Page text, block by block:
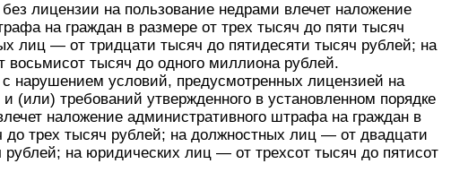
лицензии на пользование недрами влечет наложение
на граждан в размере от трех тысяч до пяти тысяч
лиц — от тридцати тысяч до пятидесяти тысяч рублей; на
тысяч до одного миллиона рублей.
нарушением условий, предусмотренных лицензией на
(или) требований утвержденного в установленном порядке
наложение административного штрафа на граждан в
до трех тысяч рублей; на должностных лиц — от двадцати
рублей; на юридических лиц — от трехсот тысяч до пятисот